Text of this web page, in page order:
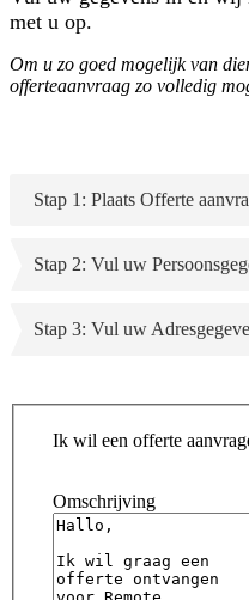
met u op.
Om u zo goed mogelijk van
offerteaanvraag zo volledig
Stap 1: Plaats Offerte
Stap 2: Vul uw
Stap 3: Vul uw
Ik wil een offerte
Omschrijving